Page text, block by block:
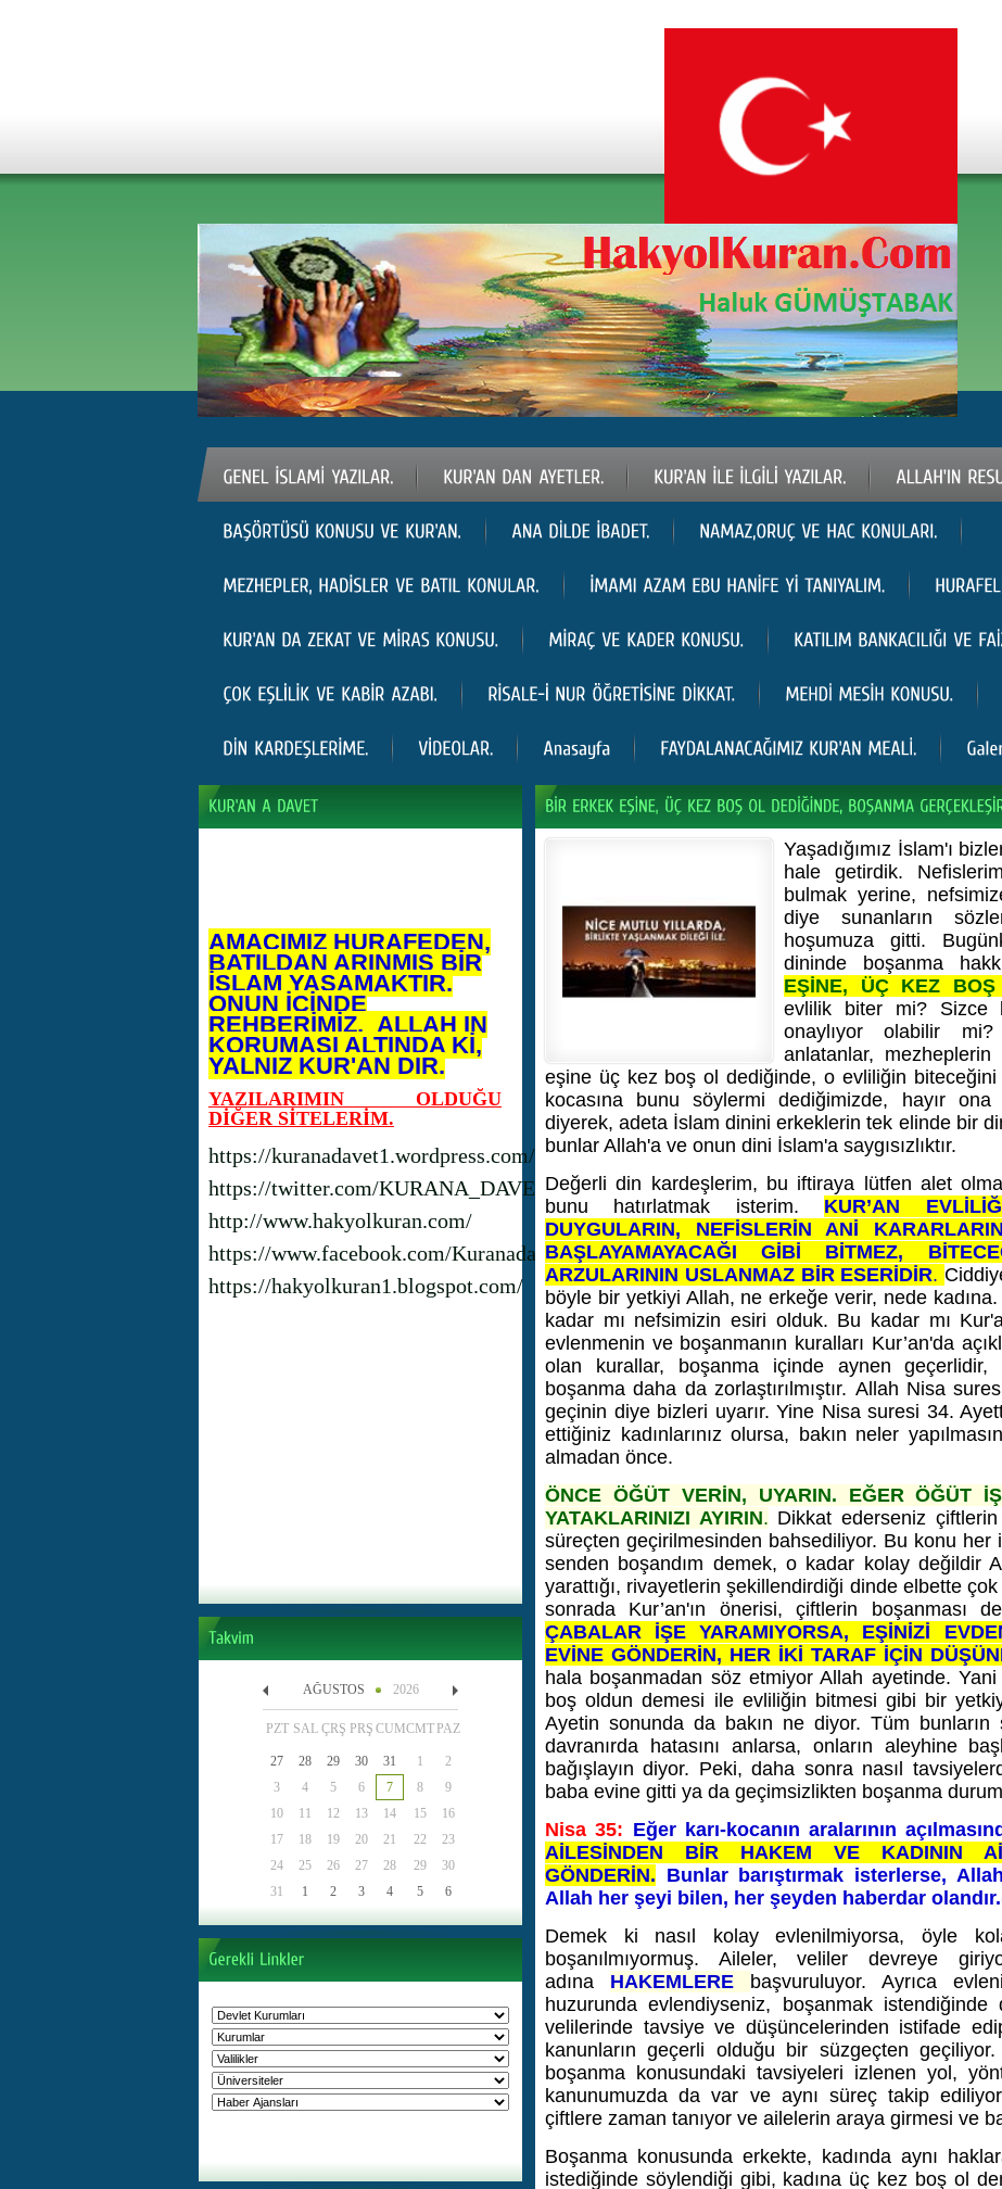
AMACIMIZ HURAFEDEN,
BATILDAN ARINMIŞ BİR
İSLAM YAŞAMAKTIR.
ONUN İÇİNDE
REHBERİMİZ, ALLAH IN
KORUMASI ALTINDA Kİ,
YALNIZ KUR'AN DIR.
YAZILARIMIN OLDUĞU
DİĞER SİTELERİM.
https://kuranadavet1.wordpress.com/
https://twitter.com/KURANA_DAVET
http://www.hakyolkuran.com/
https://www.facebook.com/Kuranadavet1/
https://hakyolkuran1.blogspot.com/
Yaşadığımız İslam'ı
hale getirdik.
bulmak yerine,
diye sunanların
hoşumuza gitti.
dininde boşanma
EŞİNE, ÜÇ KEZ BOŞ
evlilik biter mi? Sizce
onaylıyor olabilir
anlatanlar,
eşine üç kez boş ol dediğinde, o evliliğin biteceğini
kocasına bunu söylermi dediğimizde, hayır
diyerek, adeta İslam dinini erkeklerin tek elinde bir
bunlar Allah'a ve onun dini İslam'a saygısızlıktır.
Değerli din kardeşlerim, bu iftiraya lütfen alet
bunu hatırlatmak isterim. KUR’AN
DUYGULARIN, NEFİSLERİN ANİ
BAŞLAYAMAYACAĞI GİBİ BİTMEZ,
ARZULARININ USLANMAZ BİR ESERİDİR.
böyle bir yetkiyi Allah, ne erkeğe verir, nede kadına.
kadar mı nefsimizin esiri olduk. Bu kadar mı
evlenmenin ve boşanmanın kuralları Kur’an'da
olan kurallar, boşanma içinde aynen
boşanma daha da zorlaştırılmıştır. Allah Nisa
geçinin diye bizleri uyarır. Yine Nisa suresi 34.
ettiğiniz kadınlarınız olursa, bakın neler
almadan önce.
ÖNCE ÖĞÜT VERİN, UYARIN. EĞER ÖĞÜT
YATAKLARINIZI AYIRIN. Dikkat ederseniz
süreçten geçirilmesinden bahsediliyor. Bu konu her
senden boşandım demek, o kadar kolay değildir
yarattığı, rivayetlerin şekillendirdiği dinde elbette
sonrada Kur’an'ın önerisi, çiftlerin boşanması
ÇABALAR İŞE YARAMIYORSA, EŞİNİZİ
EVİNE GÖNDERİN, HER İKİ TARAF İÇİN
hala boşanmadan söz etmiyor Allah ayetinde.
boş oldun demesi ile evliliğin bitmesi gibi bir
Ayetin sonunda da bakın ne diyor. Tüm bunların
davranırda hatasını anlarsa, onların aleyhine
bağışlayın diyor. Peki, daha sonra nasıl
baba evine gitti ya da geçimsizlikten boşanma
Nisa 35: Eğer karı-kocanın aralarının
AİLESİNDEN BİR HAKEM VE KADININ
GÖNDERİN. Bunlar barıştırmak isterlerse,
Allah her şeyi bilen, her şeyden haberdar
Demek ki nasıl kolay evlenilmiyorsa, öyle
boşanılmıyormuş. Aileler, veliler devreye
adına HAKEMLERE
başvuruluyor. Ayrıca
huzurunda evlendiyseniz, boşanmak
velilerinde tavsiye ve düşüncelerinden istifade
kanunların geçerli olduğu bir süzgeçten geçiliyor.
boşanma konusundaki tavsiyeleri izlenen yol,
kanunumuzda da var ve aynı süreç takip
çiftlere zaman tanıyor ve ailelerin araya girmesi ve
Boşanma konusunda erkekte, kadında aynı
istediğinde söylendiği gibi, kadına üç kez boş ol